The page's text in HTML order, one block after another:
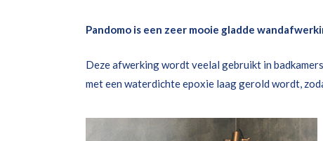
Pandomo is een zeer mooie gladde
Deze afwerking wordt veelal gebruikt in
met een waterdichte epoxie laag gerold wordt,